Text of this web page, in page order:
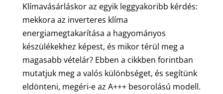
Klímavásárláskor az egyik leggyakoribb kérdés:
mekkora az inverteres klíma
energiamegtakarítása a hagyományos
készülékekhez képest, és mikor térül meg a
magasabb vételár? Ebben a cikkben forintban
mutatjuk meg a valós különbséget, és segítünk
eldönteni, megéri-e az A+++ besorolású modell.